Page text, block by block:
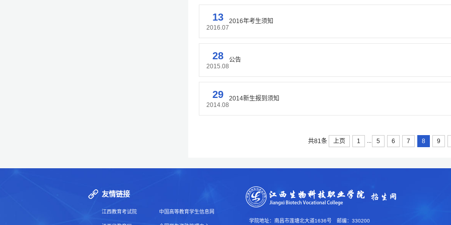
13
2016.07
2016年考生须知
28
2015.08
公告
29
2014.08
2014新生报到须知
共81条 上页 1 ... 5 6 7 8 9
友情链接
江西教育考试院 中国高等教育学生信息网
学院地址：南昌市莲塘北大道1636号 邮编：330200